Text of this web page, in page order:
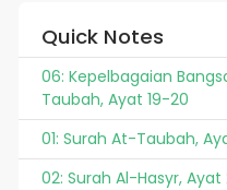
Quick Notes
06: Kepelbagaian
Taubah, Ayat 19-20
01: Surah At-Taubah,
02: Surah Al-Hasyr, Ayat